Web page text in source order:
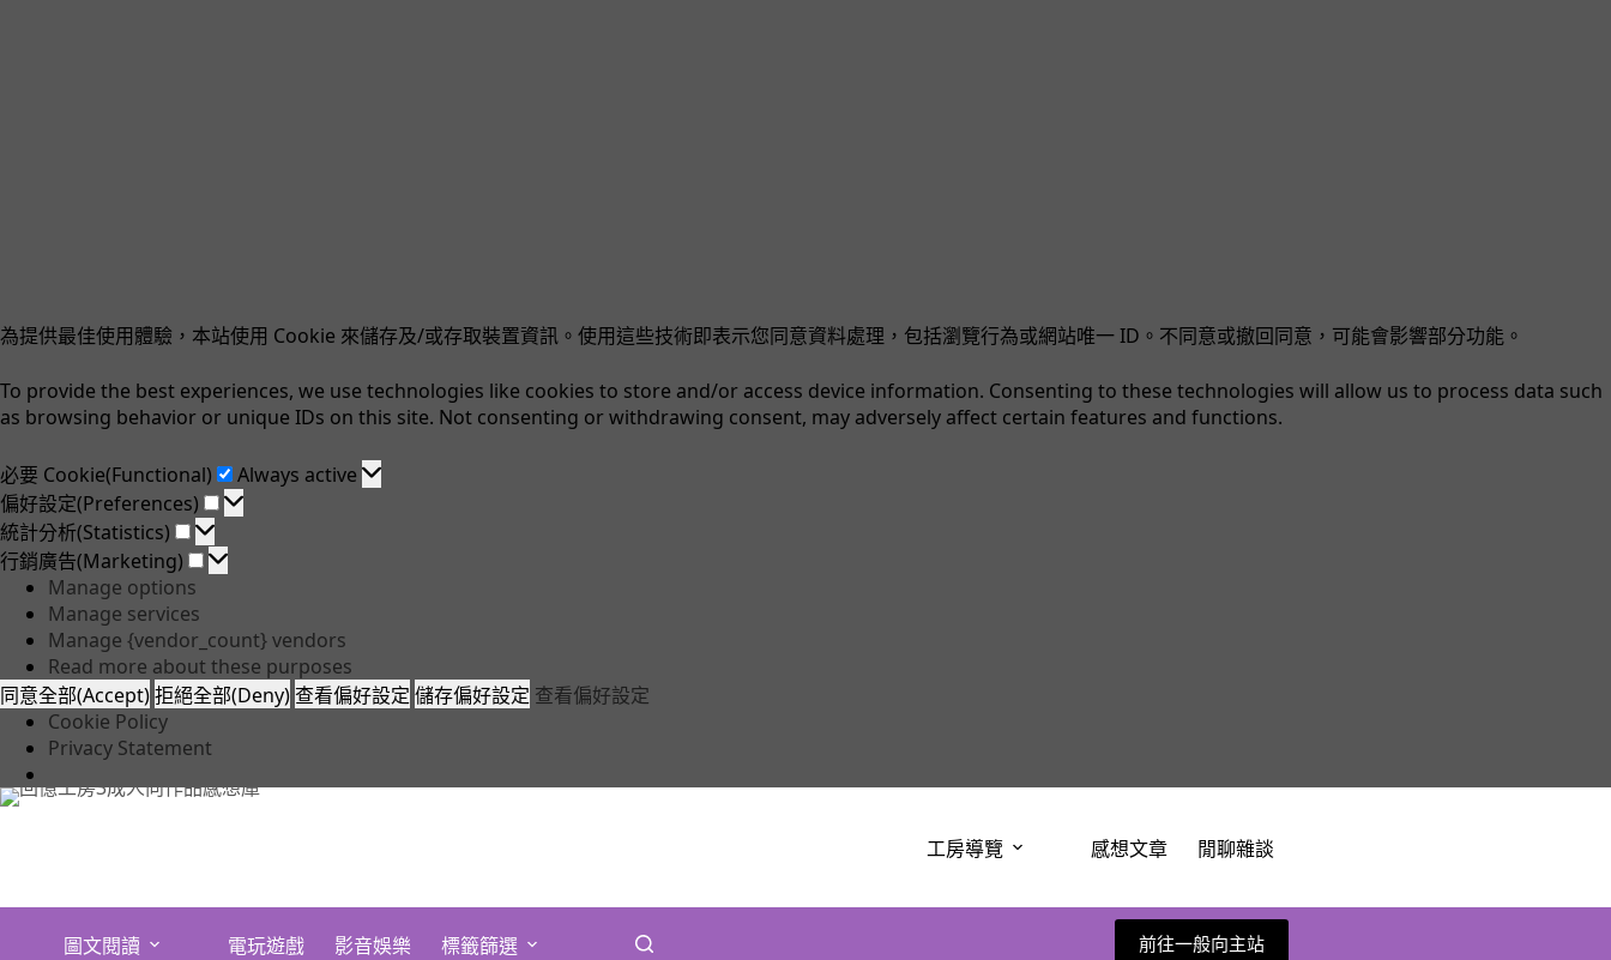
為提供最佳使用體驗，本站使用 Cookie 來儲存及/或存取裝置資訊。使用這些技術即表示您同意資料處理，包括瀏覽行為或網站唯一 ID。不同意或撤回同意，可能會影響部分功能。
To provide the best experiences, we use technologies like cookies to store and/or access device information. Consenting to these technologies will allow us to process data such
as browsing behavior or unique IDs on this site. Not consenting or withdrawing consent, may adversely affect certain features and functions.
必要 Cookie(Functional)
必
要
Cookie(Functional)
Always active
偏好設定(Preferences)
偏
好
設
定
統計分析(Statistics)
統
計
分
(Statistics)
行銷廣告(Marketing)
行
銷
告
(Marketing)
Manage options
Manage services
Manage {vendor_count} vendors
Read more about these purposes
同意全部(Accept)拒絕全部(Deny) 查看偏好設定 儲存偏好設定 查看偏好設定
Cookie Policy
Privacy Statement
跳
工房導覽 感想文章 閒聊雜談
圖文閱讀 電玩遊戲 影音娛樂 標籤篩選 前往一般向主站